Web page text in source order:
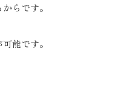
らです。
能です。